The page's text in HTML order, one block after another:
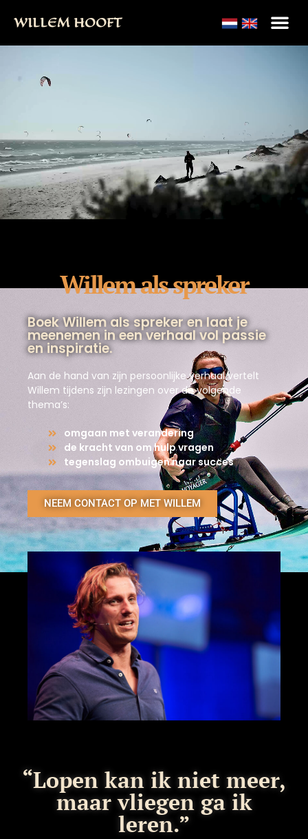
WILLEM HOOFT
Willem als spreker
Boek Willem als spreker en laat je
meenemen in een verhaal vol passie
en inspiratie.
Aan de hand van zijn persoonlijke verhaal vertelt
Willem tijdens zijn lezingen over de volgende
thema’s:
omgaan met verandering
de kracht van om hulp vragen
tegenslag ombuigen naar succes
NEEM CONTACT OP MET WILLEM
“Lopen kan ik niet meer,
maar vliegen ga ik
leren.”